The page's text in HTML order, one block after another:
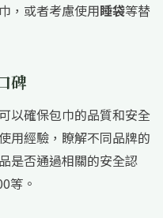
，或者考慮使用睡袋等替
碑
以確保包巾的品質和安全
用經驗，瞭解不同品牌的
是否通過相關的安全認
等。